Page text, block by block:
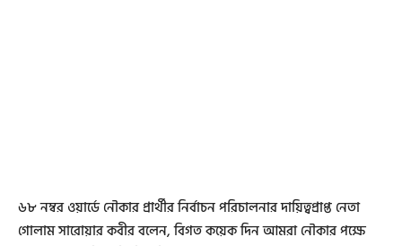
৬৮ নম্বর ওয়ার্ডে নৌকার প্রার্থীর নির্বাচন পরিচালনার দায়িত্বপ্রাপ্ত নেতা
গোলাম সারোয়ার কবীর বলেন, বিগত কয়েক দিন আমরা নৌকার পক্ষে